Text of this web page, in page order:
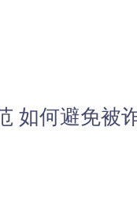
如何避免被